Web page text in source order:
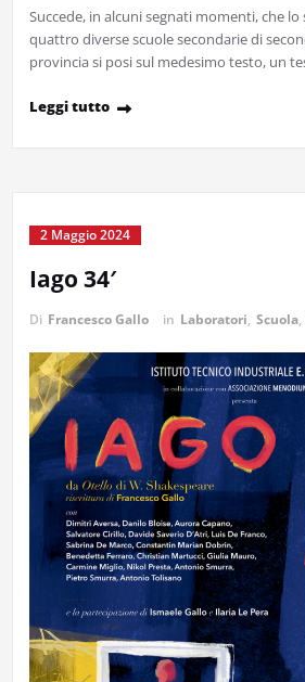
Succede, in alcuni segnati momenti, che
quattro diverse scuole secondarie di
provincia si posi sul medesimo testo, un
Leggi tutto
2 Maggio 2024
Iago 34′
Di Francesco Gallo in Laboratori, Scuola,